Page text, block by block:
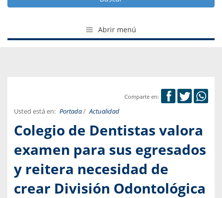
Abrir menú
Comparte en:
Usted está en: Portada/ Actualidad
Colegio de Dentistas valora
examen para sus egresados
y reitera necesidad de
crear División Odontológica